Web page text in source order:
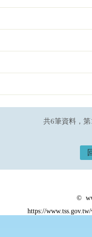
共6筆資料，第
©
https://